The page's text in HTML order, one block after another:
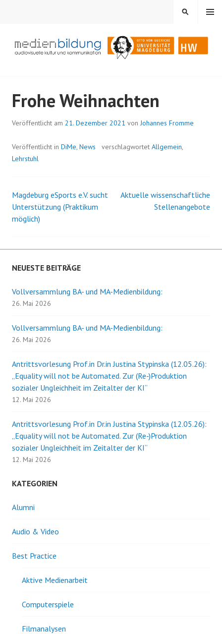
Audiovisuelle Kultur und Kommunikation
MENÜ
SUCHEN
Frohe Weihnachten
Veröffentlicht am 21. Dezember 2021 vonJohannes Fromme
Veröffentlicht in DiMe, News verschlagwortet Allgemein,
Lehrstuhl
Beitrags-
Navigation
Magdeburg eSports e.V. sucht
Unterstützung (Praktikum
möglich)
Aktuelle wissenschaftliche
Stellenangebote
NEUESTE BEITRÄGE
Vollversammlung BA- und MA-Medienbildung:
26. Mai 2026
Vollversammlung BA- und MA-Medienbildung:
26. Mai 2026
Antrittsvorlesung Prof.in Dr.in Justina Stypinska (12.05.26):
„Equality will not be Automated. Zur (Re-)Produktion
sozialer Ungleichheit im Zeitalter der KI“
12. Mai 2026
Antrittsvorlesung Prof.in Dr.in Justina Stypinska (12.05.26):
„Equality will not be Automated. Zur (Re-)Produktion
sozialer Ungleichheit im Zeitalter der KI“
12. Mai 2026
KATEGORIEN
Alumni
Audio & Video
Best Practice
Aktive Medienarbeit
Computerspiele
Filmanalysen